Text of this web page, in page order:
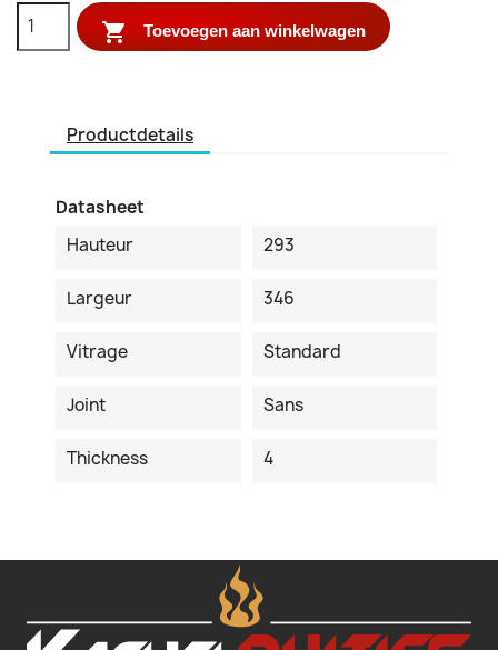
 Toevoegen aan winkelwagen
Productdetails
Datasheet
Hauteur
293
Largeur 346
Vitrage Standard
Joint Sans
Thickness 4